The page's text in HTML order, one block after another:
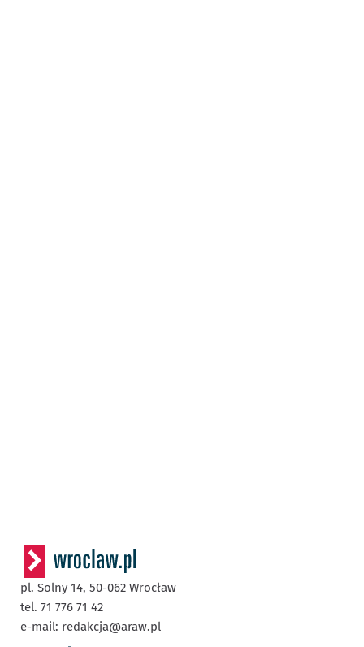
pl. Solny 14, 50-062 Wrocław
tel. 71 776 71 42
e-mail: redakcja@araw.pl